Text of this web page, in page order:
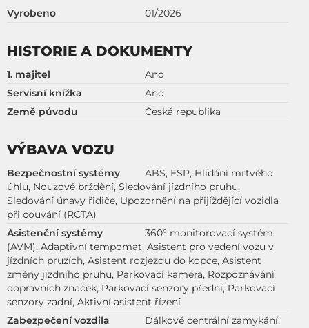
Vyrobeno 01/2026
HISTORIE A DOKUMENTY
1. majitel
Ano
Servisní knížka
Ano
Země původu
Česká republika
VÝBAVA VOZU
Bezpečnostní systémy
ABS, ESP, Hlídání mrtvého
úhlu, Nouzové brždění, Sledování jízdního pruhu,
Sledování únavy řidiče, Upozornění na přijíždějící vozidla
při couvání (RCTA)
Asistenční systémy
360° monitorovací systém
(AVM), Adaptivní tempomat, Asistent pro vedení vozu v
jízdních pruzích, Asistent rozjezdu do kopce, Asistent
změny jízdního pruhu, Parkovací kamera, Rozpoznávání
dopravních značek, Parkovací senzory přední, Parkovací
senzory zadní, Aktivní asistent řízení
Zabezpečení vozdila
Dálkové centrální zamykání,